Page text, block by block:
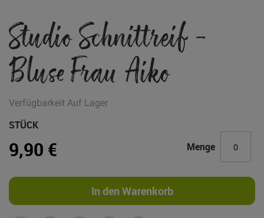
der
Bildgalerie
springen
Studio Schnittreif -
Bluse Frau Aiko
VerfügbarkeitAuf Lager
9,90 €
STÜCK
Menge
In den Warenkorb